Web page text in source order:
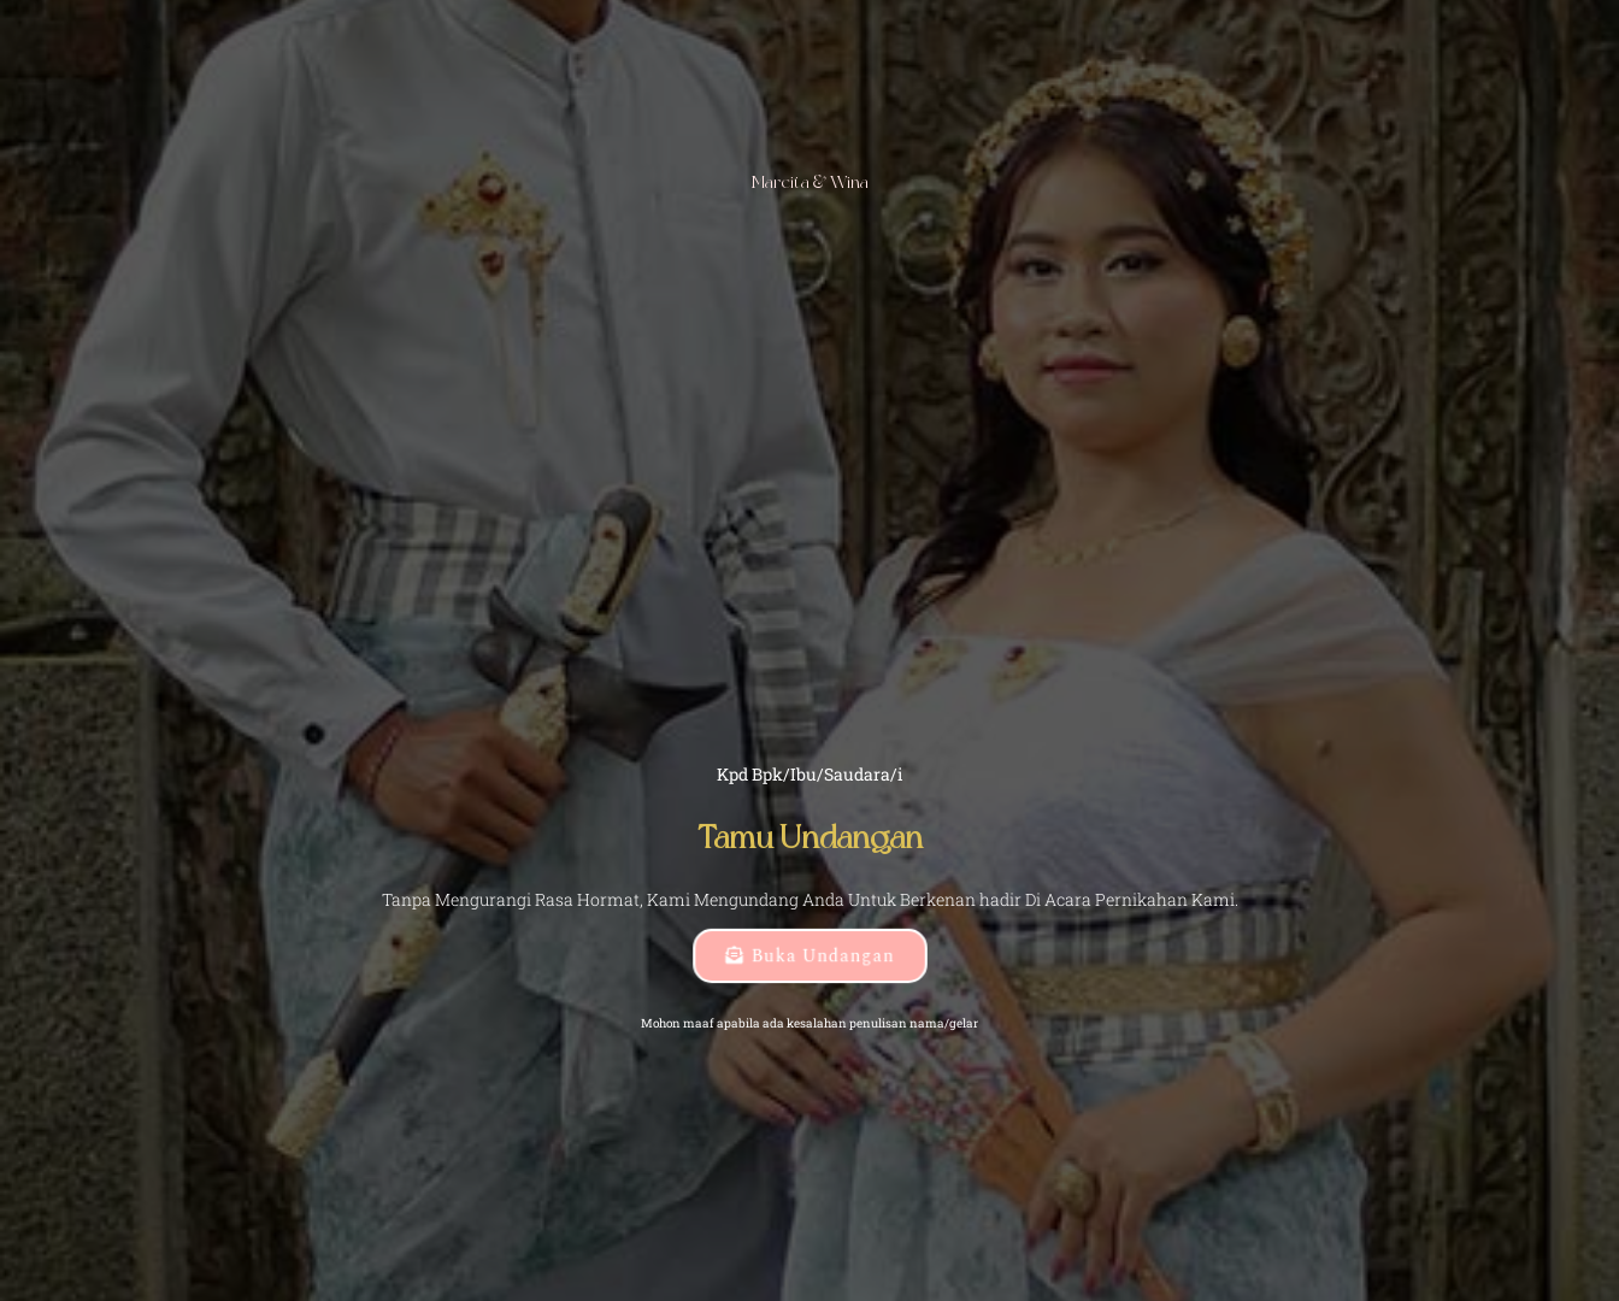
Marcita & Wina
Kpd Bpk/Ibu/Saudara/i
Tamu Undangan
Tanpa Mengurangi Rasa Hormat, Kami Mengundang Anda Untuk Berkenan hadir Di Acara Pernikahan Kami.
Buka Undangan
Mohon maaf apabila ada kesalahan penulisan nama/gelar